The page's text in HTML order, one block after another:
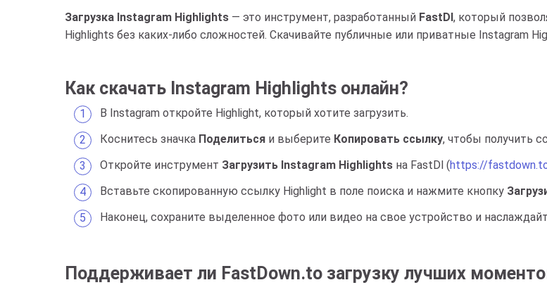
Загрузка Instagram Highlights — это инструмент, разработанный FastDl, который
Highlights без каких-либо сложностей. Скачивайте публичные или приватные Instagram
Как скачать Instagram Highlights онлайн?
В Instagram откройте Highlight, который хотите загрузить.
Коснитесь значка Поделиться и выберите Копировать ссылку, чтобы получить
Откройте инструмент Загрузить Instagram Highlights на FastDl (https://
Вставьте скопированную ссылку Highlight в поле поиска и нажмите кнопку
Наконец, сохраните выделенное фото или видео на свое устройство и
Поддерживает ли FastDown.to загрузку лучших